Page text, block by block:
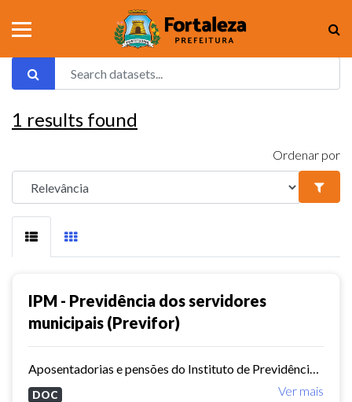
1 results found
Ordenar por
IPM - Previdência dos servidores
municipais (Previfor)
Ver mais
DOC